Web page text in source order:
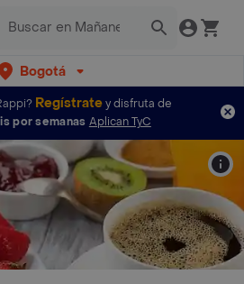
Bogotá
Regístratey disfruta de
por semanas Aplican TyC